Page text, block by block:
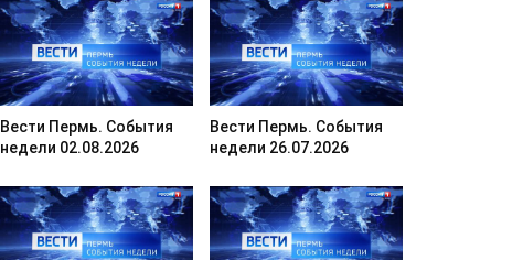
Вести Пермь. События
недели 02.08.2026
Вести Пермь. События
недели 26.07.2026